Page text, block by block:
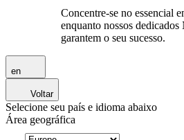
Concentre-se no essencial
enquanto nossos
garantem o seu sucesso.
en
Voltar
Selecione seu país e idioma abaixo
Área geográfica